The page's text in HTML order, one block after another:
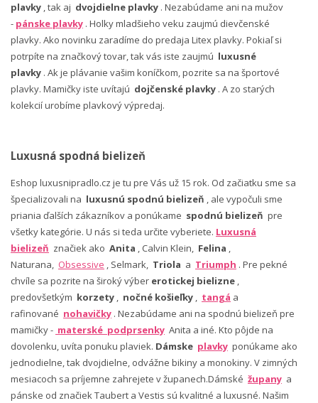
plavky , tak aj dvojdielne plavky . Nezabúdame ani na mužov
- pánske plavky . Holky mladšieho veku zaujmú dievčenské
plavky. Ako novinku zaradíme do predaja Litex plavky. Pokiaľ si
potrpíte na značkový tovar, tak vás iste zaujmú luxusné
plavky . Ak je plávanie vašim koníčkom, pozrite sa na športové
plavky. Mamičky iste uvítajú dojčenské plavky . A zo starých
kolekcií urobíme plavkový výpredaj.
Luxusná spodná bielizeň
Eshop luxusnipradlo.cz je tu pre Vás už 15 rok. Od začiatku sme sa
špecializovali na luxusnú spodnú bielizeň , ale vypočuli sme
priania ďalších zákazníkov a ponúkame spodnú bielizeň pre
všetky kategórie. U nás si teda určite vyberiete. Luxusná
bielizeň značiek ako Anita , Calvin Klein, Felina ,
Naturana, Obsessive , Selmark, Triola a Triumph . Pre pekné
chvíle sa pozrite na široký výber erotickej bielizne ,
predovšetkým korzety , nočné košieľky , tangá a
rafinované nohavičky . Nezabúdame ani na spodnú bielizeň pre
mamičky - materské podprsenky Anita a iné. Kto pôjde na
dovolenku, uvíta ponuku plaviek. Dámske plavky ponúkame ako
jednodielne, tak dvojdielne, odvážne bikiny a monokiny. V zimných
mesiacoch sa príjemne zahrejete v županech.Dámské župany a
pánske od značiek Taubert a Vestis sú kvalitné a luxusné. Našim